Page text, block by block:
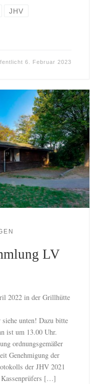
JHV
6. Februar 2023
LV
2022 in der Grillhütte
unten! Dazu bitte
ist um 13.00 Uhr.
ordnungsgemäßer
Genehmigung der
der JHV 2021
Kassenprüfers […]